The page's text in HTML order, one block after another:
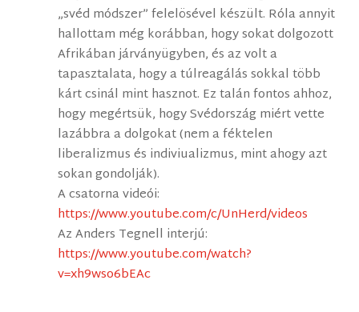
„svéd módszer” felelösével készült. Róla annyit
hallottam még korábban, hogy sokat dolgozott
Afrikában járványügyben, és az volt a
tapasztalata, hogy a túlreagálás sokkal több
kárt csinál mint hasznot. Ez talán fontos ahhoz,
hogy megértsük, hogy Svédország miért vette
lazábbra a dolgokat (nem a féktelen
liberalizmus és indiviualizmus, mint ahogy azt
sokan gondolják).
A csatorna videói:
https://www.youtube.com/c/UnHerd/videos
Az Anders Tegnell interjú:
https://www.youtube.com/watch?
v=xh9wso6bEAc